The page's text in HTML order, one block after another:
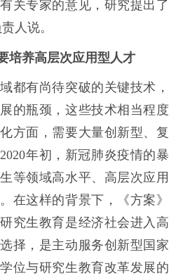
关专家的意见，研究提出了
责人说。
培养高层次应用型人才
都有尚待突破的关键技术，
的瓶颈，这些技术相当程度
方面，需要大量创新型、复
年初，新冠肺炎疫情的暴
等领域高水平、高层次应用
在这样的背景下，《方案》
究生教育是经济社会进入高
择，是主动服务创新型国家
位与研究生教育改革发展的